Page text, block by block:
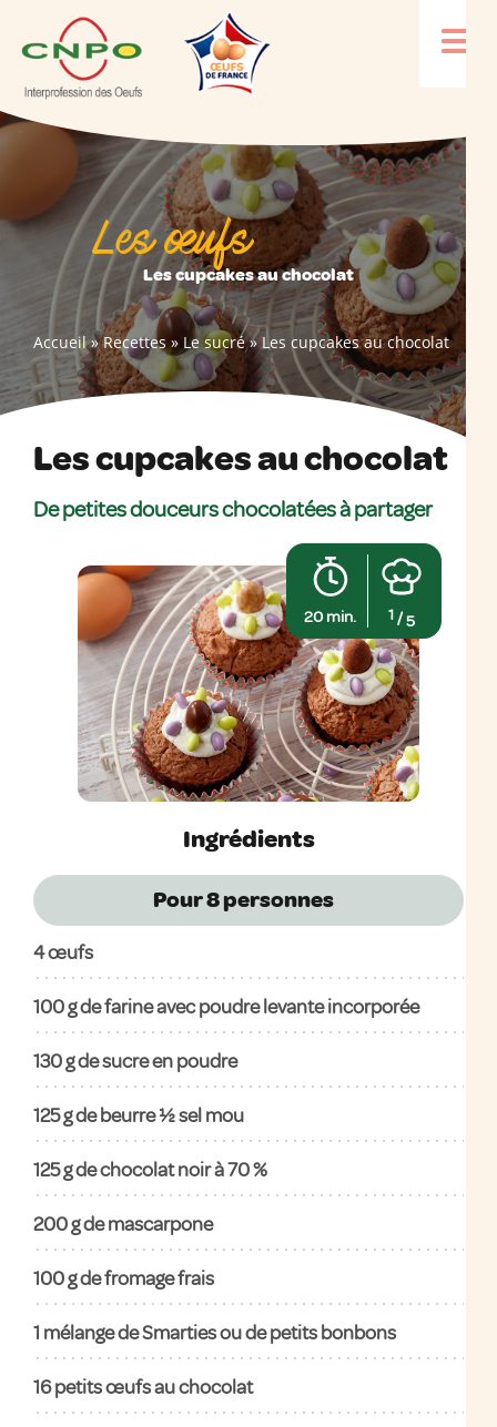
Les œufs
Les cupcakes au chocolat
Accueil»Recettes » Le sucré»Les cupcakes au chocolat
Les cupcakes au chocolat
De petites douceurs chocolatées à partager
20 min. 1/5
Ingrédients
Pour 8personnes
4 œufs
100 g de farine avec poudre levante incorporée
130 g de sucre en poudre
125 g de beurre ½ sel mou
125 g de chocolat noir à 70 %
200 g de mascarpone
100 g de fromage frais
1 mélange de Smarties ou de petits bonbons
16 petits œufs au chocolat